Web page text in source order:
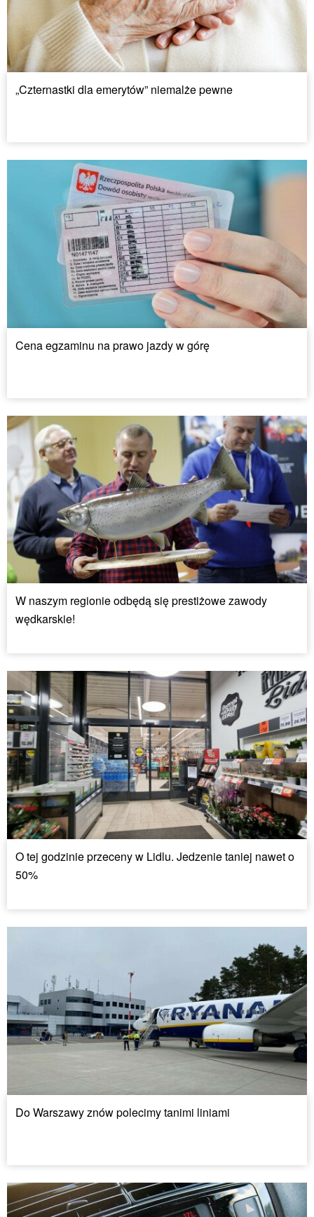
„Czternastki dla emerytów” niemalże pewne
Cena egzaminu na prawo jazdy w górę
W naszym regionie odbędą się prestiżowe zawody
wędkarskie!
O tej godzinie przeceny w Lidlu. Jedzenie taniej nawet o
50%
Do Warszawy znów polecimy tanimi liniami